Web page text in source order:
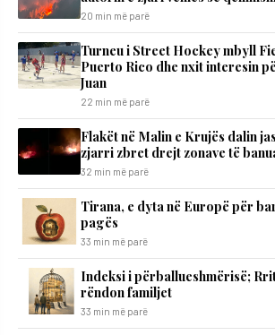
20 min më parë
Turneu i Street Hockey mbyll
Puerto Rico dhe nxit interesin
Juan
22 min më parë
Flakët në Malin e Krujës dalin
zjarri zbret drejt zonave të
32 min më parë
Tirana, e dyta në Europë për
pagës
33 min më parë
Indeksi i përballueshmërisë;
rëndon familjet
33 min më parë